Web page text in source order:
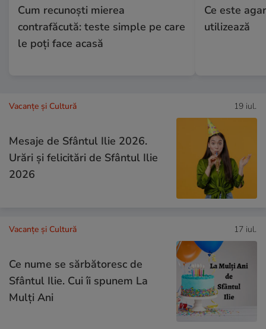
Cum recunoşti mierea
contrafăcută: teste simple pe care
le poţi face acasă
Ce este
utilizează
Vacanțe și Cultură 19 iul.
Mesaje de Sfântul Ilie 2026.
Urări și felicitări de Sfântul Ilie
2026
Vacanțe și Cultură 17 iul.
Ce nume se sărbătoresc de
Sfântul Ilie. Cui îi spunem La
Mulți Ani